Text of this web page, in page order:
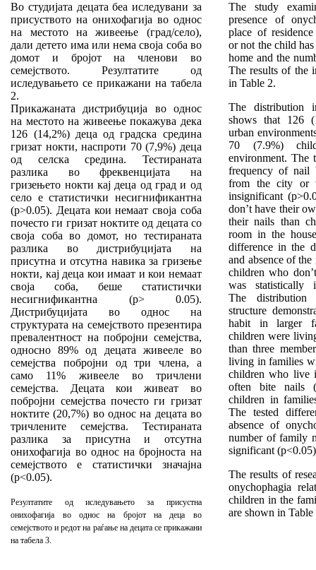
Во студијата децата беа иследувани за
присуството на онихофагија во однос
на местото на живеење (град/село),
дали детето има или нема своја соба во
домот и бројот на членови во
семејството. Резултатите од
иследувањето се прикажани на табела
2.
Прикажаната дистрибуција во однос
на местото на живеење покажува дека
126 (14,2%) деца од градска средина
гризат нокти, наспроти 70 (7,9%) деца
од селска средина. Тестираната
разлика во фреквенцијата на
гризењето нокти кај деца од град и од
село е статистички несигнификантна
(p>0.05). Децата кои немаат своја соба
почесто ги гризат ноктите од децата со
своја соба во домот, но тестираната
разлика во дистрибуцијата на
присутна и отсутна навика за гризење
нокти, кај деца кои имаат и кои немаат
своја соба, беше статистички
несигнификантна (p> 0.05).
Дистрибуцијата во однос на
структурата на семејството презентира
превалентност на побројни семејства,
односно 89% од децата живееле во
семејства побројни од три члена, а
само 11% живееле во тричлени
семејства. Децата кои живеат во
побројни семејства почесто ги гризат
ноктите (20,7%) во однос на децата во
тричлените семејства. Тестираната
разлика за присутна и отсутна
онихофагија во однос на бројноста на
семејството е статистички значајна
(p<0.05).
Резултатите од иследувањето за присустна
онихофагија во однос на бројот на деца во
семејството и редот на раѓање на децата се прикажани
на табела 3.
The study
presence of
place of
or not the child
home and the
The results of the
in Table 2.
The distribution
shows that 126
urban
70 (7.9%)
environment. The
frequency of nail
from the city or
insignificant
don’t have their
their nails than
room in the
difference in the
and absence of
children who
was statistically
The
structure
habit in larger
children were
than three
living in families
children who live
often bite nails
children in
The tested
absence of
number of family
significant
The results of
onychophagia
children in the
are shown in Table